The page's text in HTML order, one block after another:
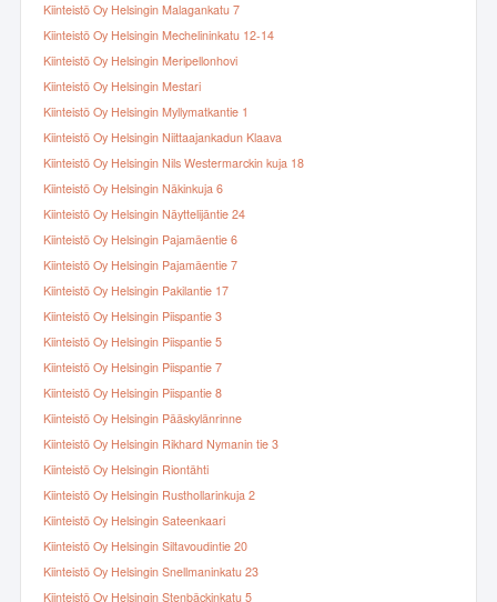
Kiinteistö Oy Helsingin Malagankatu 7
Kiinteistö Oy Helsingin Mechelininkatu 12-14
Kiinteistö Oy Helsingin Meripellonhovi
Kiinteistö Oy Helsingin Mestari
Kiinteistö Oy Helsingin Myllymatkantie 1
Kiinteistö Oy Helsingin Niittaajankadun Klaava
Kiinteistö Oy Helsingin Nils Westermarckin kuja 18
Kiinteistö Oy Helsingin Näkinkuja 6
Kiinteistö Oy Helsingin Näyttelijäntie 24
Kiinteistö Oy Helsingin Pajamäentie 6
Kiinteistö Oy Helsingin Pajamäentie 7
Kiinteistö Oy Helsingin Pakilantie 17
Kiinteistö Oy Helsingin Piispantie 3
Kiinteistö Oy Helsingin Piispantie 5
Kiinteistö Oy Helsingin Piispantie 7
Kiinteistö Oy Helsingin Piispantie 8
Kiinteistö Oy Helsingin Pääskylänrinne
Kiinteistö Oy Helsingin Rikhard Nymanin tie 3
Kiinteistö Oy Helsingin Riontähti
Kiinteistö Oy Helsingin Rusthollarinkuja 2
Kiinteistö Oy Helsingin Sateenkaari
Kiinteistö Oy Helsingin Siltavoudintie 20
Kiinteistö Oy Helsingin Snellmaninkatu 23
Kiinteistö Oy Helsingin Stenbäckinkatu 5